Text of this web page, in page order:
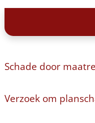
Schade door
Verzoek om